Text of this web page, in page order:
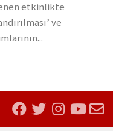
etkinlikte
ve